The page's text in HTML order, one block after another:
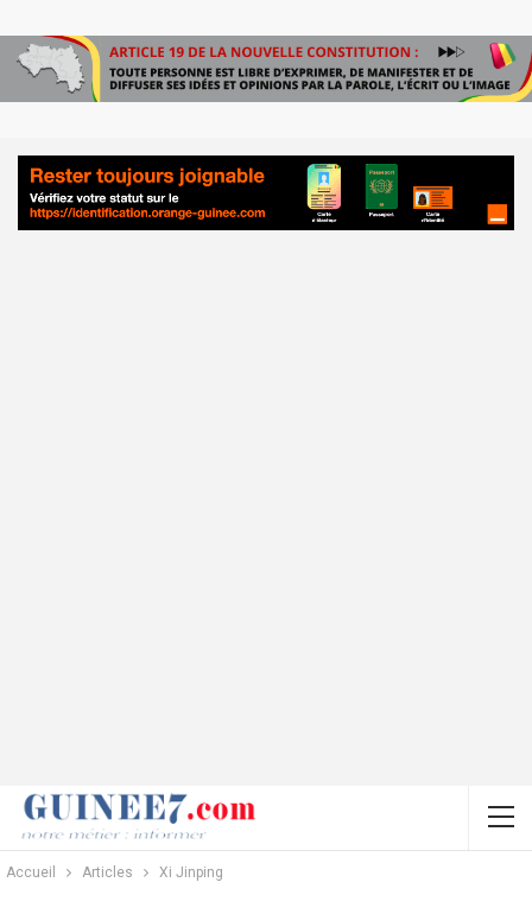
Accueil Articles Xi Jinping